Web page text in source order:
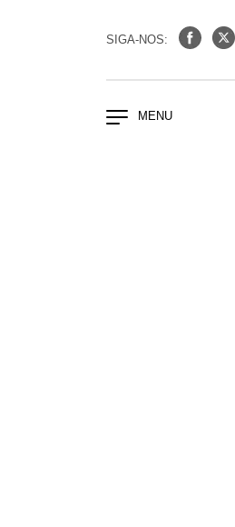
SIGA-NOS: